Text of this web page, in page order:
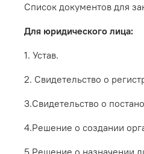
Список документов для
Для юридического лица:
1. Устав.
2. Свидетельство о
3.Свидетельство о
4.Решение о создании